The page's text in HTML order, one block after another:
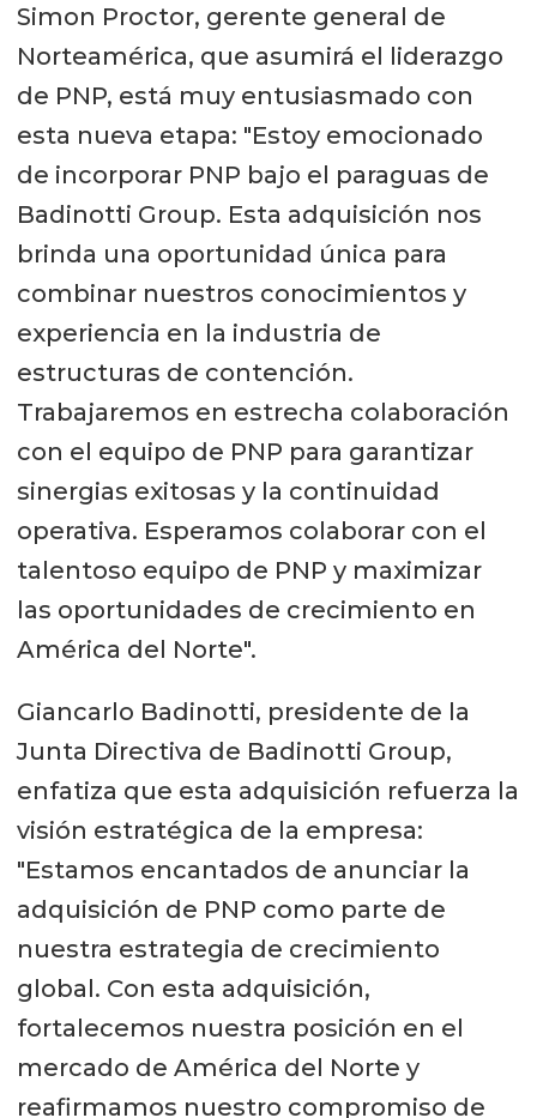
Simon Proctor, gerente general de
Norteamérica, que asumirá el liderazgo
de PNP, está muy entusiasmado con
esta nueva etapa: "Estoy emocionado
de incorporar PNP bajo el paraguas de
Badinotti Group. Esta adquisición nos
brinda una oportunidad única para
combinar nuestros conocimientos y
experiencia en la industria de
estructuras de contención.
Trabajaremos en estrecha colaboración
con el equipo de PNP para garantizar
sinergias exitosas y la continuidad
operativa. Esperamos colaborar con el
talentoso equipo de PNP y maximizar
las oportunidades de crecimiento en
América del Norte".
Giancarlo Badinotti, presidente de la
Junta Directiva de Badinotti Group,
enfatiza que esta adquisición refuerza la
visión estratégica de la empresa:
"Estamos encantados de anunciar la
adquisición de PNP como parte de
nuestra estrategia de crecimiento
global. Con esta adquisición,
fortalecemos nuestra posición en el
mercado de América del Norte y
reafirmamos nuestro compromiso de